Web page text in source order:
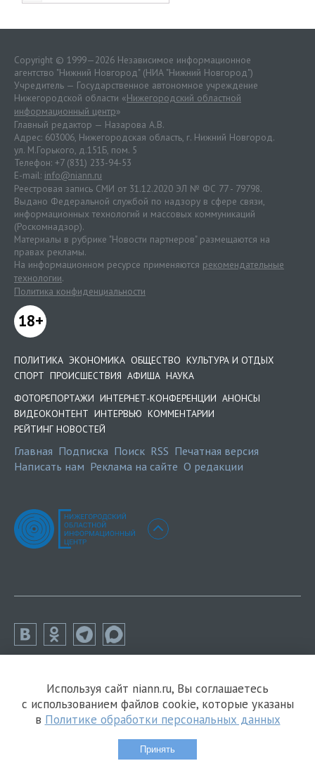
Copyright © 1999—2026 Независимое информационное
агентство "Нижний Новгород" (НИА "Нижний Новгород")
Учредитель — Государственное автономное учреждение
Нижегородской области «Нижегородский областной
информационный центр»
Главный редактор — Назарова А.В.
Адрес: 603006, Нижегородская область, г. Нижний Новгород.
ул. М.Горького, д.151Б, пом. 5
Телефон: +7 (831) 233-94-53
E-mail: info@niann.ru
Реестровая запись СМИ от 31.12.2020 ЭЛ № ФС 77 - 79798.
Выдано Федеральной службой по надзору в сфере связи,
информационных технологий и массовых коммуникаций
(Роскомнадзор).
Материалы в рубрике "Новости партнеров" размещаются на
правах рекламы.
На информационном ресурсе применяются рекомендательные
технологии.
Политика конфиденциальности
18+
ПОЛИТИКА ЭКОНОМИКА ОБЩЕСТВО КУЛЬТУРА И ОТДЫХ
СПОРТ ПРОИСШЕСТВИЯ АФИША НАУКА
ФОТОРЕПОРТАЖИ ИНТЕРНЕТ-КОНФЕРЕНЦИИ АНОНСЫ
ВИДЕОКОНТЕНТ ИНТЕРВЬЮ КОММЕНТАРИИ
РЕЙТИНГ НОВОСТЕЙ
Главная Подписка Поиск RSS Печатная версия
Написать нам Реклама на сайте О редакции
Используя сайт niann.ru, Вы соглашаетесь
с использованием файлов cookie, которые указаны
в Политике обработки персональных данных
Принять